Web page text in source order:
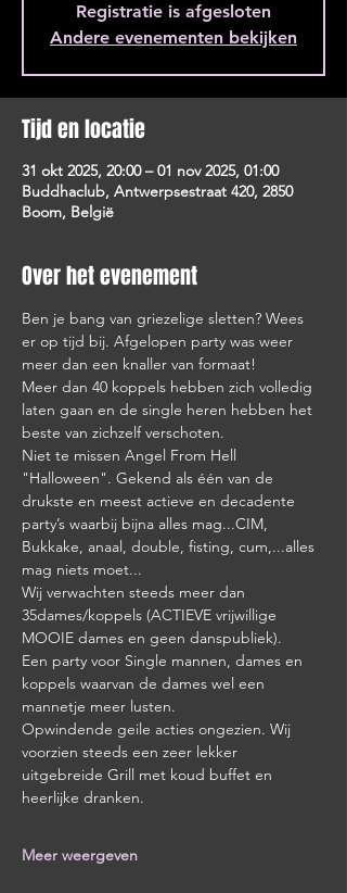
Registratie is afgesloten
Andere evenementen bekijken
Tijd en locatie
31 okt 2025, 20:00 – 01 nov 2025, 01:00
Buddhaclub, Antwerpsestraat 420, 2850
Boom, België
Over het evenement
Ben je bang van griezelige sletten? Wees
er op tijd bij. Afgelopen party was weer
meer dan een knaller van formaat!
Meer dan 40 koppels hebben zich volledig
laten gaan en de single heren hebben het
beste van zichzelf verschoten.
Niet te missen Angel From Hell
"Halloween". Gekend als één van de
drukste en meest actieve en decadente
party’s waarbij bijna alles mag...CIM,
Bukkake, anaal, double, fisting, cum,...alles
mag niets moet...
Wij verwachten steeds meer dan
35dames/koppels (ACTIEVE vrijwillige
MOOIE dames en geen danspubliek).
Een party voor Single mannen, dames en
koppels waarvan de dames wel een
mannetje meer lusten.
Opwindende geile acties ongezien. Wij
voorzien steeds een zeer lekker
uitgebreide Grill met koud buffet en
heerlijke dranken.
Meer weergeven